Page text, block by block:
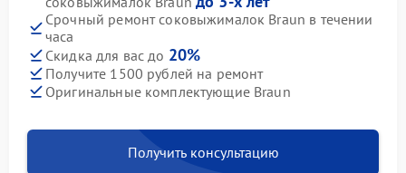
Срочный ремонт соковыжималок Braun в течении
часа
Скидка для вас до 20%
Получите 1500 рублей на ремонт
Оригинальные комплектующие Braun
Получить консультацию